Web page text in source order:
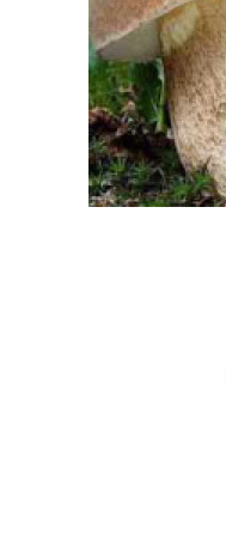
Вегетарианский суп
Продукты для